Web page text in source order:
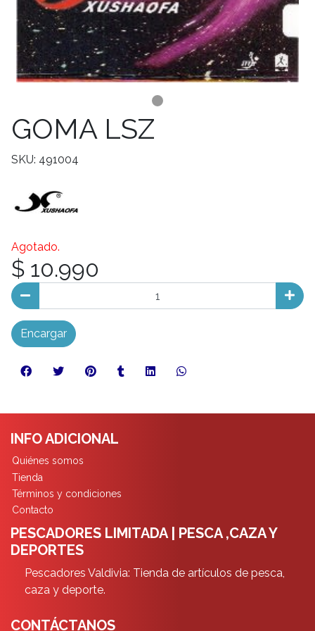
GOMA LSZ
SKU: 491004
Agotado.
$ 10.990
Encargar
INFO ADICIONAL
Quiénes somos
Tienda
Términos y condiciones
Contacto
PESCADORES LIMITADA | PESCA ,CAZA Y
DEPORTES
Pescadores Valdivia: Tienda de artículos de pesca,
caza y deporte.
CONTÁCTANOS